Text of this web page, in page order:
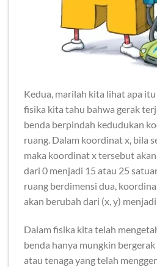
Kedua, marilah kita lihat apa itu
fisika kita tahu bahwa gerak
benda berpindah kedudukan
ruang. Dalam koordinat x, bila
maka koordinat x tersebut
dari 0 menjadi 15 atau 25
ruang berdimensi dua,
akan berubah dari (x, y) menjadi
Dalam fisika kita telah
benda hanya mungkin
atau tenaga yang telah